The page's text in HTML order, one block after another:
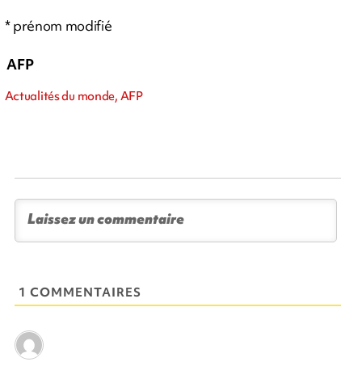
* prénom modifié
AFP
Actualités du monde, AFP
1 COMMENTAIRES